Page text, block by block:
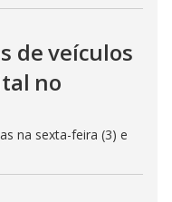
de veículos
no
na sexta-feira (3) e